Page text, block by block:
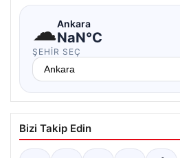
☁Ankara
NaN°C
ŞEHIR SEÇ
Bizi Takip Edin